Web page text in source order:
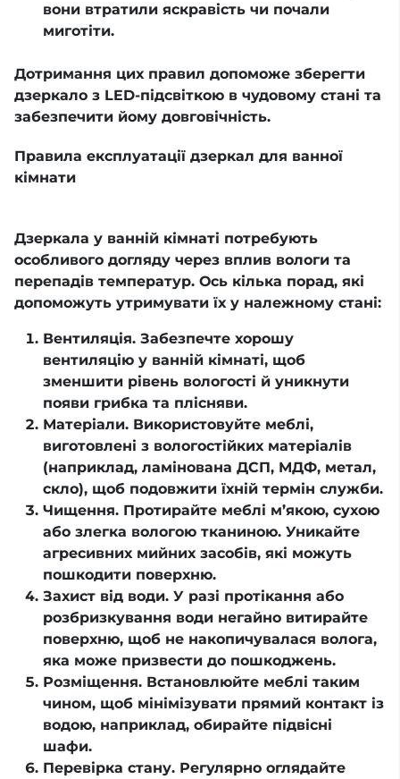
вони втратили яскравість чи почали
миготіти.
Дотримання цих правил допоможе зберегти
дзеркало з LED-підсвіткою в чудовому стані та
забезпечити йому довговічність.
Правила експлуатації дзеркал для ванної
кімнати
Дзеркала у ванній кімнаті потребують
особливого догляду через вплив вологи та
перепадів температур. Ось кілька порад, які
допоможуть утримувати їх у належному стані:
Вентиляція. Забезпечте хорошу
вентиляцію у ванній кімнаті, щоб
зменшити рівень вологості й уникнути
появи грибка та плісняви.
Матеріали. Використовуйте меблі,
виготовлені з вологостійких матеріалів
(наприклад, ламінована ДСП, МДФ, метал,
скло), щоб подовжити їхній термін служби.
Чищення. Протирайте меблі м’якою, сухою
або злегка вологою тканиною. Уникайте
агресивних мийних засобів, які можуть
пошкодити поверхню.
Захист від води. У разі протікання або
розбризкування води негайно витирайте
поверхню, щоб не накопичувалася волога,
яка може призвести до пошкоджень.
Розміщення. Встановлюйте меблі таким
чином, щоб мінімізувати прямий контакт із
водою, наприклад, обирайте підвісні
шафи.
Перевірка стану. Регулярно оглядайте